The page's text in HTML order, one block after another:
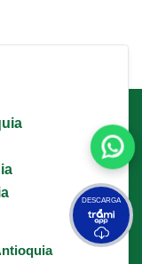
DESCARGA